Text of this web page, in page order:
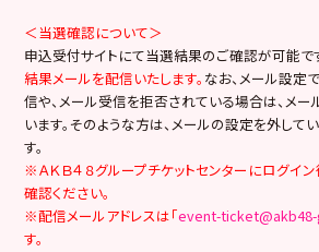
＜当選確認について＞
申込受付サイトにて当選結果のご確認が可能で
結果メールを配信いたします。 なお、メール設定
信や、メール受信を拒否されている場合は、メ
います。そのような方は、メールの設定を外して
す。
※ＡＫＢ４８グループチケットセンターにログイ
確認ください。
※配信メールアドレスは「event-
す。